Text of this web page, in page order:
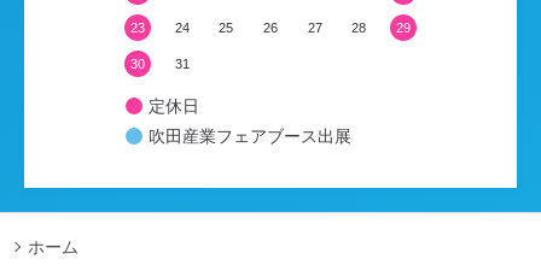
23 24 25 26 27 28 29
30 31
定休日
吹田産業フェアブース出展
ホーム